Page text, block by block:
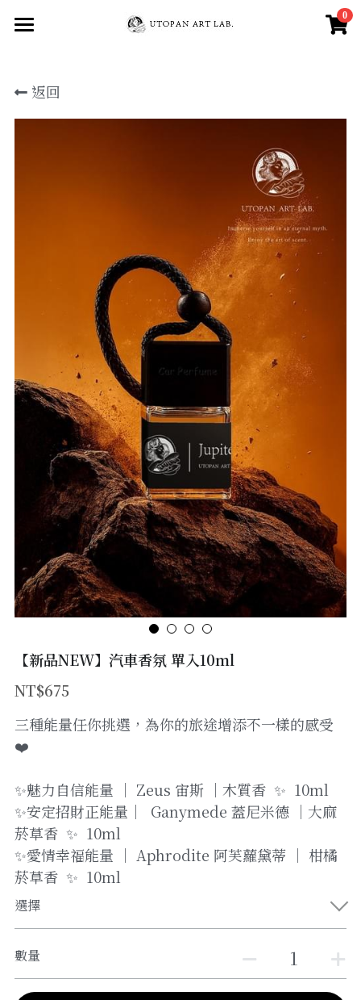
0
All Products
三種氣味介紹
自信魅力能量-宙斯
安定招財正能量 -蓋尼米德
愛情幸福能量-阿芙蘿黛蒂
/註冊
Shop Now
返回
【新品NEW】汽車香氛 單入10ml
NT$675
三種能量任你挑選，為你的旅途增添不一樣的感受
❤️
✨魅力自信能量 ｜ Zeus 宙斯 ｜木質香 ✨ 10ml
✨安定招財正能量｜ Ganymede 蓋尼米德 ｜大麻
菸草香 ✨ 10ml
✨愛情幸福能量 ｜ Aphrodite 阿芙蘿黛蒂 ｜ 柑橘
菸草香 ✨ 10ml
選擇
數量
×
所有商品分類